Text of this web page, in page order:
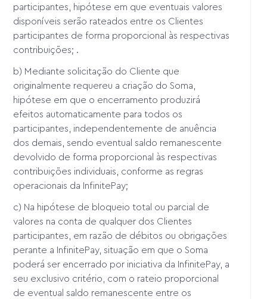
participantes, hipótese em que eventuais valores
disponíveis serão rateados entre os Clientes
participantes de forma proporcional às respectivas
contribuições; .
b) Mediante solicitação do Cliente que
originalmente requereu a criação do Soma,
hipótese em que o encerramento produzirá
efeitos automaticamente para todos os
participantes, independentemente de anuência
dos demais, sendo eventual saldo remanescente
devolvido de forma proporcional às respectivas
contribuições individuais, conforme as regras
operacionais da InfinitePay;
c) Na hipótese de bloqueio total ou parcial de
valores na conta de qualquer dos Clientes
participantes, em razão de débitos ou obrigações
perante a InfinitePay, situação em que o Soma
poderá ser encerrado por iniciativa da InfinitePay, a
seu exclusivo critério, com o rateio proporcional
de eventual saldo remanescente entre os